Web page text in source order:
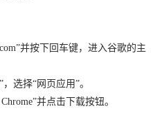
并按下回车键，进入谷歌的主
选择“网页应用”。
并点击下载按钮。